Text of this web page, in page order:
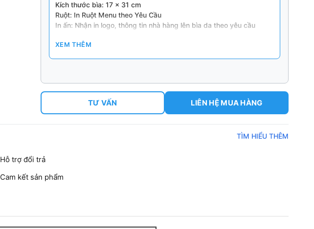
Kích thước bìa: 17 x 31 cm
Ruột: In Ruột Menu theo Yêu Cầu
In ấn: Nhận in logo, thông tin nhà hàng lên bìa da theo yêu cầu
(Số lượng từ 50 quyển/ đơn hàng)
XEM THÊM
TƯ VẤN LIÊN HỆ MUA HÀNG
TÌM HIỂU THÊM
Hỗ trợ đổi trả
Cam kết sản phẩm